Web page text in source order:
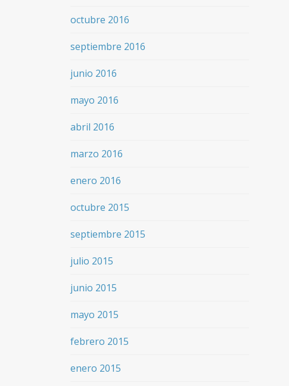
octubre 2016
septiembre 2016
junio 2016
mayo 2016
abril 2016
marzo 2016
enero 2016
octubre 2015
septiembre 2015
julio 2015
junio 2015
mayo 2015
febrero 2015
enero 2015